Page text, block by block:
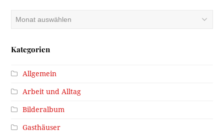
Kategorien
Allgemein
Arbeit und Alltag
Bilderalbum
Gasthäuser